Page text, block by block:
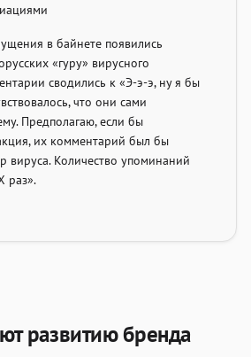
в байнете появились
«гуру» вирусного
сводились к «Э-э-э, ну я бы
что они сами
Предполагаю, если бы
их комментарий был бы
вируса. Количество упоминаний
раз».
развитию бренда